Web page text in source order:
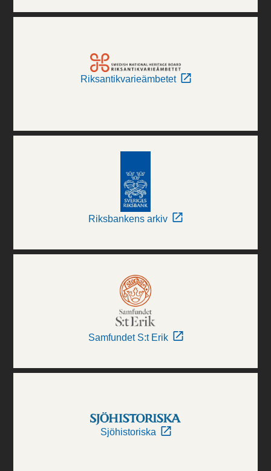
Riksantikvarieämbetet
Riksbankens arkiv
Samfundet S:t Erik
Sjöhistoriska